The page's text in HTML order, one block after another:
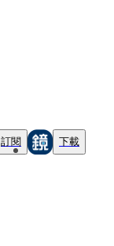
訂閱 下載